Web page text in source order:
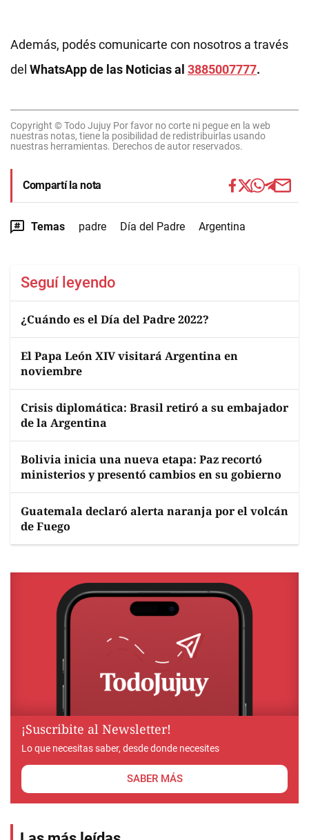
Además, podés comunicarte con nosotros a través
del WhatsApp de las Noticias al 3885007777.
Copyright © Todo Jujuy Por favor no corte ni pegue en la web
nuestras notas, tiene la posibilidad de redistribuirlas usando
nuestras herramientas. Derechos de autor reservados.
Compartí la nota
Temas padre Día del Padre Argentina
Seguí leyendo
¿Cuándo es el Día del Padre 2022?
El Papa León XIV visitará Argentina en
noviembre
Crisis diplomática: Brasil retiró a su embajador
de la Argentina
Bolivia inicia una nueva etapa: Paz recortó
ministerios y presentó cambios en su gobierno
Guatemala declaró alerta naranja por el volcán
de Fuego
¡Suscribite al Newsletter!
Lo que necesitas saber, desde donde necesites
SABER MÁS